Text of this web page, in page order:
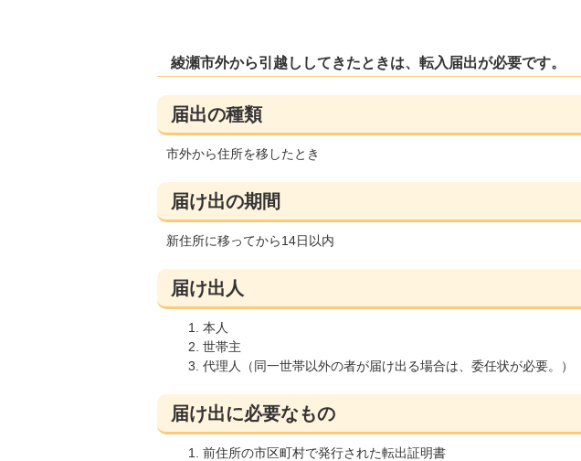
綾瀬市外から引越ししてきたときは、転入届出が必要です。
届出の種類
市外から住所を移したとき
届け出の期間
新住所に移ってから14日以内
届け出人
本人
世帯主
代理人（同一世帯以外の者が届け出る場合は、委任状が必要。）
届け出に必要なもの
前住所の市区町村で発行された転出証明書